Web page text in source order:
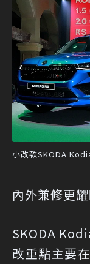
小改款SKODA
內外兼修更
SKODA
改重點主要